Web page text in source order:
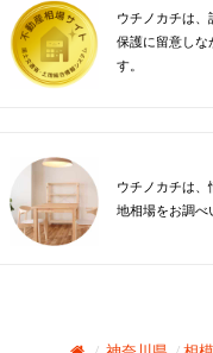
ウチノカチは
保護に留意しな
す。
ウチノカチは
地相場をお調べ